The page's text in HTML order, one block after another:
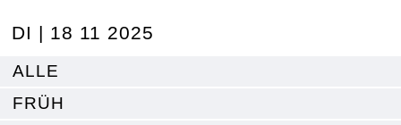
DI | 18 11 2025
ALLE
FRÜH